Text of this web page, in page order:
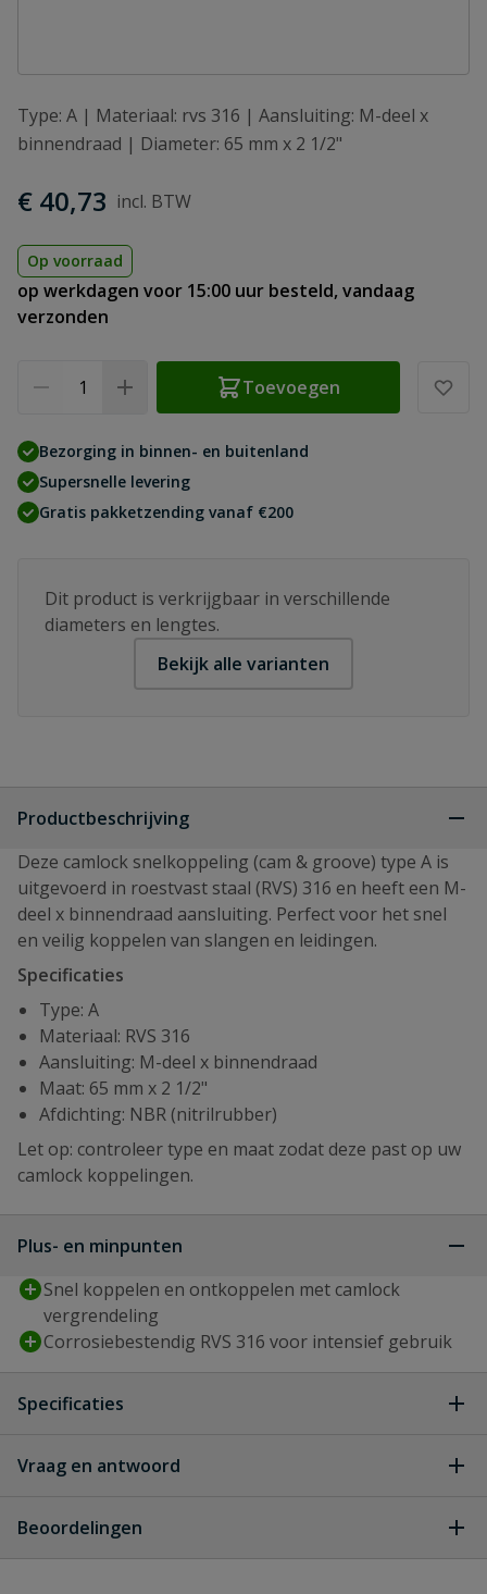
Type: A | Materiaal: rvs 316 | Aansluiting: M-deel x
binnendraad | Diameter: 65 mm x 2 1/2"
€ 40,73
Op voorraad
op werkdagen voor 15:00 uur besteld, vandaag
verzonden
Toevoegen
Bezorging in binnen- en buitenland
Supersnelle levering
Gratis pakketzending vanaf €200
Dit product is verkrijgbaar in verschillende
diameters en lengtes.
Bekijk alle varianten
Productbeschrijving
Deze camlock snelkoppeling (cam & groove) type A is
uitgevoerd in roestvast staal (RVS) 316 en heeft een M-
deel x binnendraad aansluiting. Perfect voor het snel
en veilig koppelen van slangen en leidingen.
Specificaties
Type: A
Materiaal: RVS 316
Aansluiting: M-deel x binnendraad
Maat: 65 mm x 2 1/2"
Afdichting: NBR (nitrilrubber)
Let op: controleer type en maat zodat deze past op uw
camlock koppelingen.
Plus- en minpunten
Snel koppelen en ontkoppelen met camlock
vergrendeling
Corrosiebestendig RVS 316 voor intensief gebruik
Specificaties
Type aansluiting binnendraad, camlock m-deel
Vraag en antwoord
Beoordelingen